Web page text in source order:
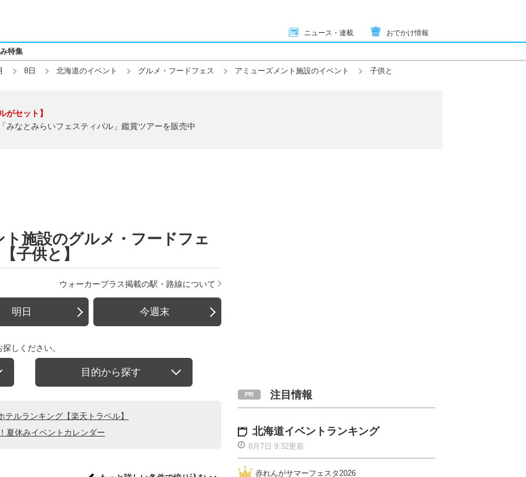
ニュース・連載 おでかけ情報
特集
8日 北海道のイベント グルメ・フードフェス アミューズメント施設のイベント 子供と
がセット】
みなとみらいフェスティバル」鑑賞ツアーを販売中
施設のグルメ・フードフェ
子供と】
ウォーカープラス掲載の駅・路線について
明日 今週末
しください。
目的から探す
ルランキング【楽天トラベル】
夏休みイベントカレンダー
注目情報
北海道イベントランキング
8月7日 9:32更新
赤れんがサマーフェスタ2026